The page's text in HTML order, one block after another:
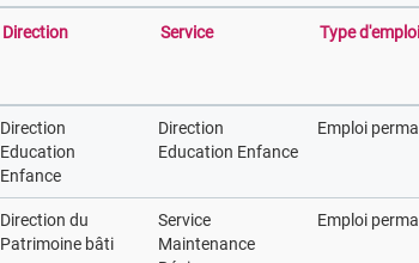
Direction Service Type d'emploi
Direction
Education
Enfance
Direction
Education Enfance
Emploi
Direction du
Patrimoine bâti
Service
Maintenance
Emploi